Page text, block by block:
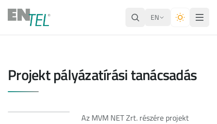
EN
Projekt pályázatírási tanácsadás
Az MVM NET Zrt. részére projekt